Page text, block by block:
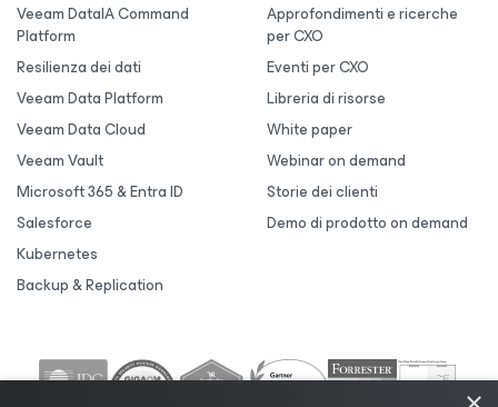
Veeam DataIA Command
Platform
Resilienza dei dati
Veeam Data Platform
Veeam Data Cloud
Veeam Vault
Microsoft 365 & Entra ID
Salesforce
Kubernetes
Backup & Replication
Approfondimenti e ricerche
per CXO
Eventi per CXO
Libreria di risorse
White paper
Webinar on demand
Storie dei clienti
Demo di prodotto on demand